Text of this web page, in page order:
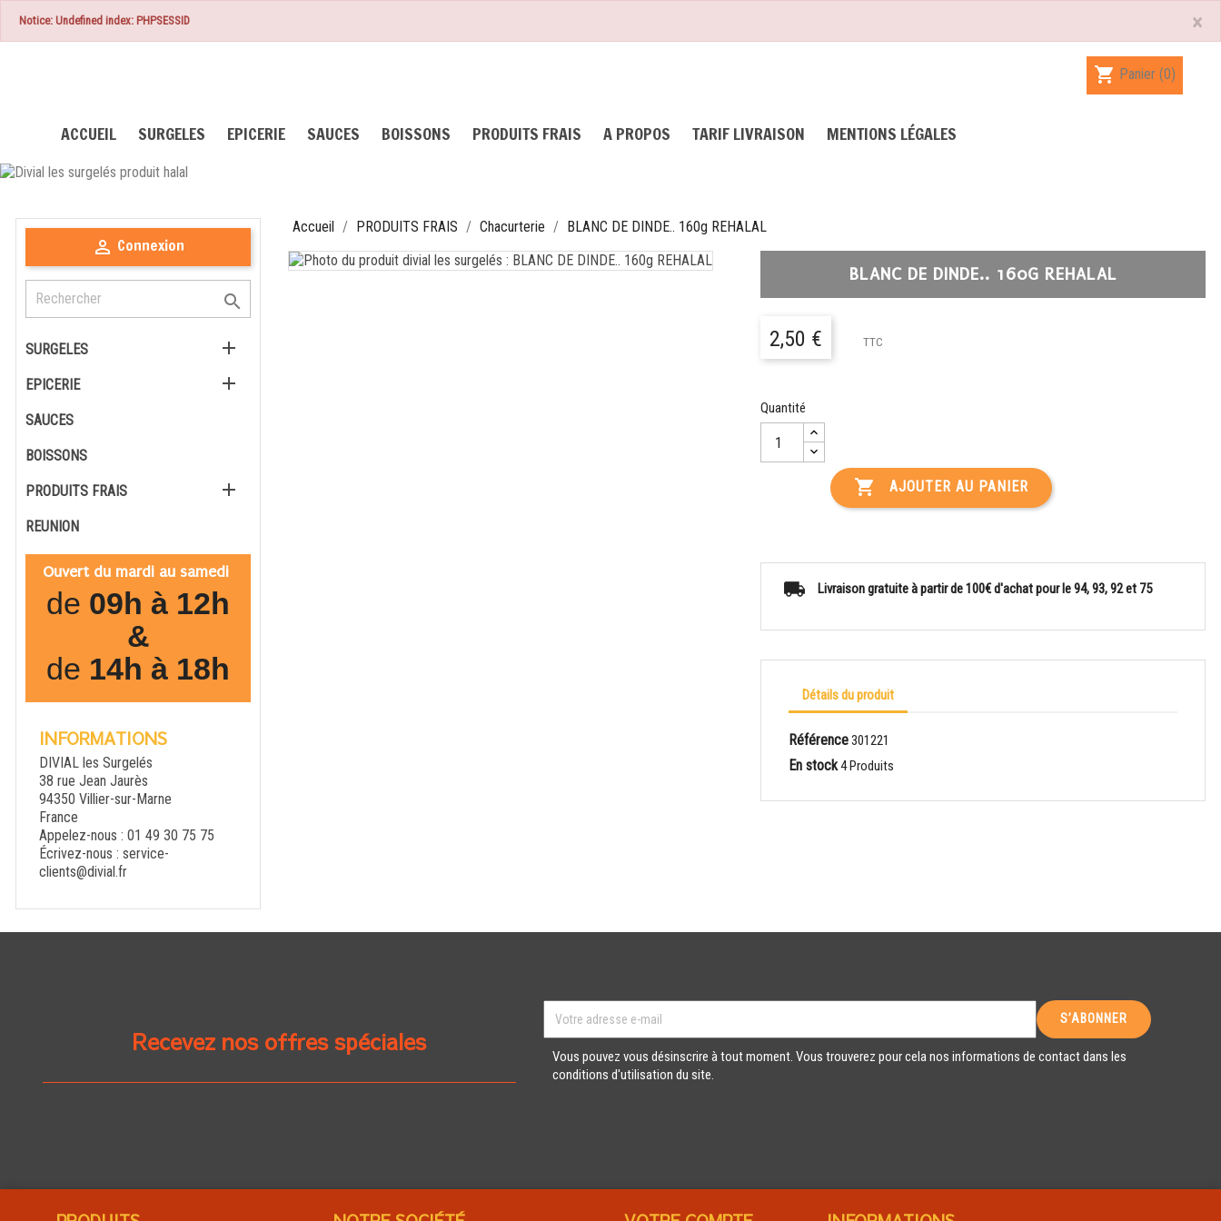
×
Notice: Undefined index: PHPSESSID
shopping_cart Panier (0)
ACCUEIL SURGELES EPICERIE SAUCES BOISSONS PRODUITS FRAIS A PROPOS TARIF LIVRAISON MENTIONS LÉGALES
 Connexion

SURGELES 
EPICERIE 
SAUCES
BOISSONS
PRODUITS FRAIS 
REUNION
Ouvert du mardi au samedi
de 09h à 12h
&
de 14h à 18h
INFORMATIONS
DIVIAL les Surgelés
38 rue Jean Jaurès
94350 Villier-sur-Marne
France
Appelez-nous : 01 49 30 75 75
Écrivez-nous : service-
clients@divial.fr
Accueil PRODUITS FRAIS Chacurterie BLANC DE DINDE.. 160g REHALAL
BLANC DE DINDE.. 160G REHALAL
2,50 € TTC
Quantité
 AJOUTER AU PANIER
Livraison gratuite à partir de 100€ d'achat pour le 94, 93, 92 et 75
Détails du produit
Référence301221
En stock4 Produits
Recevez nos offres spéciales
Vous pouvez vous désinscrire à tout moment. Vous trouverez pour cela nos informations de contact dans les
conditions d'utilisation du site.